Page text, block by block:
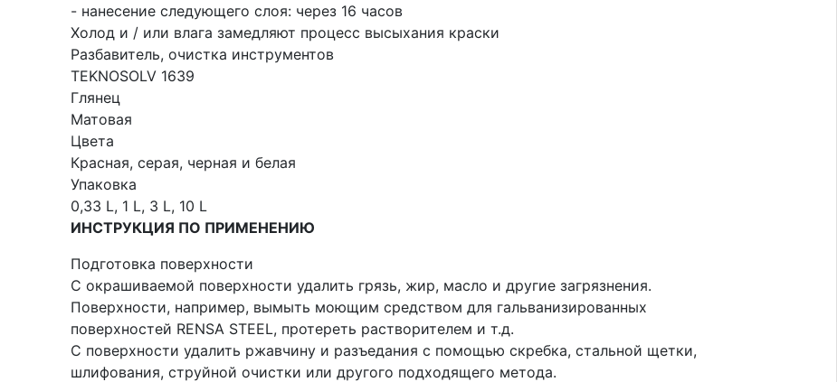
- нанесение следующего слоя: через 16 часов
Холод и / или влага замедляют процесс высыхания краски
Разбавитель, очистка инструментов
ТЕKNOSOLV 1639
Глянец
Матовая
Цвета
Красная, серая, черная и белая
Упаковка
0,33 L, 1 L, 3 L, 10 L
ИНСТРУКЦИЯ ПО ПРИМЕНЕНИЮ
Подготовка поверхности
С окрашиваемой поверхности удалить грязь, жир, масло и другие загрязнения.
Поверхности, например, вымыть моющим средством для гальванизированных
поверхностей RENSA STEEL, протереть растворителем и т.д.
С поверхности удалить ржавчину и разъедания с помощью скребка, стальной щетки,
шлифования, струйной очистки или другого подходящего метода.